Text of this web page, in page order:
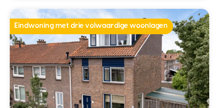
Eindwoning met drie volwaardige woonlagen